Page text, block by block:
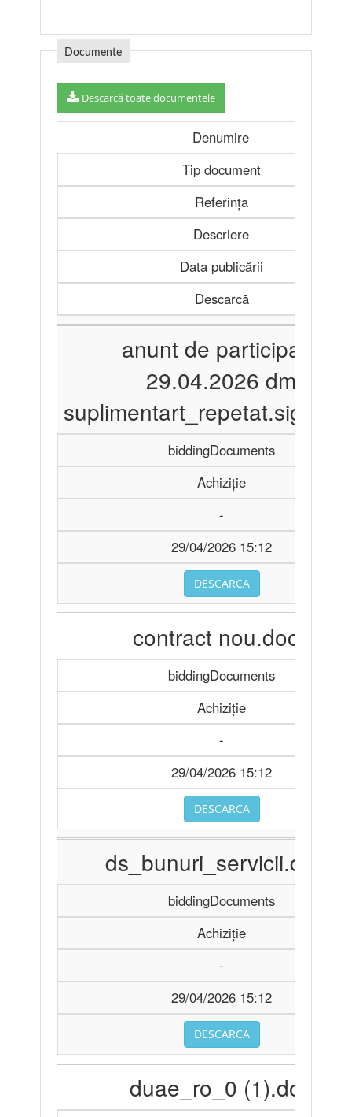
Documente
Descarcă toate documentele
Denumire
Tip document
Referința
Descriere
Data publicării
Descarcă
anunt de participare
29.04.2026 dm
biddingDocuments
Achiziție
-
29/04/2026 15:12
DESCARCA
contract nou.docx
biddingDocuments
Achiziție
-
29/04/2026 15:12
DESCARCA
ds_bunuri_servicii.docx
biddingDocuments
Achiziție
-
29/04/2026 15:12
DESCARCA
duae_ro_0 (1).doc